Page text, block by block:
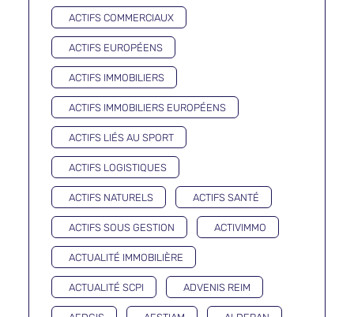
ACTIFS COMMERCIAUX
ACTIFS EUROPÉENS
ACTIFS IMMOBILIERS
ACTIFS IMMOBILIERS EUROPÉENS
ACTIFS LIÉS AU SPORT
ACTIFS LOGISTIQUES
ACTIFS NATURELS ACTIFS SANTÉ
ACTIFS SOUS GESTION ACTIVIMMO
ACTUALITÉ IMMOBILIÈRE
ACTUALITÉ SCPI ADVENIS REIM